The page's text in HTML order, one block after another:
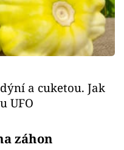
a cuketou. Jak
UFO
záhon